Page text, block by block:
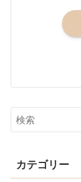
カテゴリー